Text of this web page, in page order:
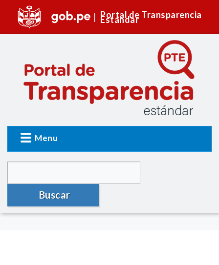
Portal de Transparencia
Estándar
Menu
Buscar